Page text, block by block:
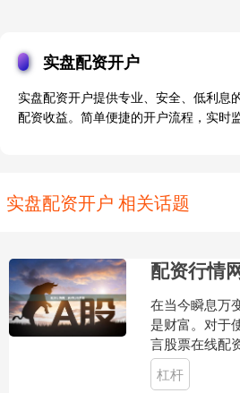
实盘配资开户
实盘配资开户提供专业、安全、低利息
配资收益。简单便捷的开户流程，实时
实盘配资开户 相关话题
配资行情
在当今瞬息万
是财富。对于
言股票在线配
资行情数据，
配资行情网正
杠杆